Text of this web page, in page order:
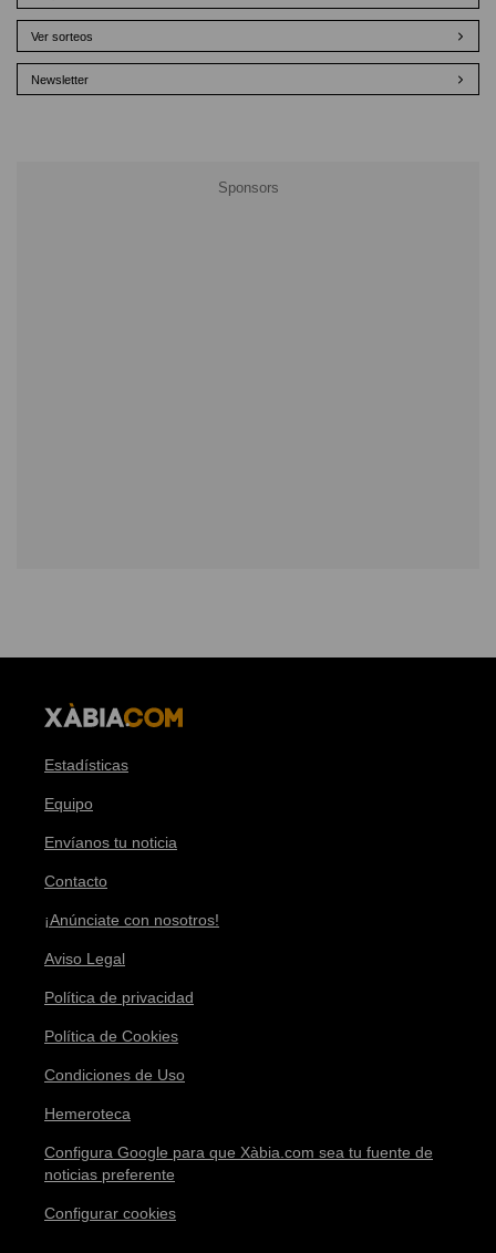
Ver sorteos
Newsletter
Estadísticas
Equipo
Envíanos tu noticia
Contacto
¡Anúnciate con nosotros!
Aviso Legal
Política de privacidad
Política de Cookies
Condiciones de Uso
Hemeroteca
Configura Google para que Xàbia.com sea tu fuente de
noticias preferente
Configurar cookies